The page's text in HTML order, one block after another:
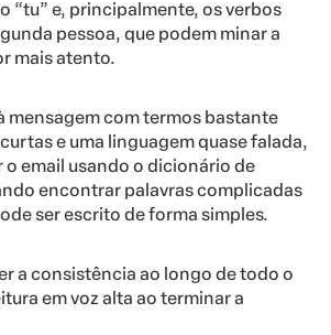
“tu” e, principalmente, os verbos
pessoa, que podem minar a
mais atento.
mensagem com termos bastante
e uma linguagem quase falada,
email usando o dicionário de
encontrar palavras complicadas
ser escrito de forma simples.
a consistência ao longo de todo o
em voz alta ao terminar a